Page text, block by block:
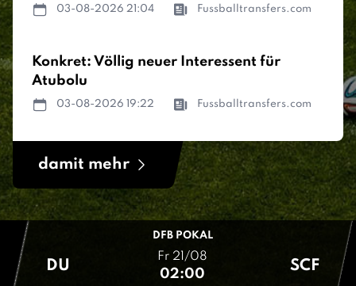
03-08-2026 21:04 Fussballtransfers.com
Konkret: Völlig neuer Interessent für
Atubolu
03-08-2026 19:22 Fussballtransfers.com
damit mehr
DFB POKAL
DU
Fr 21/08
02:00 SCF